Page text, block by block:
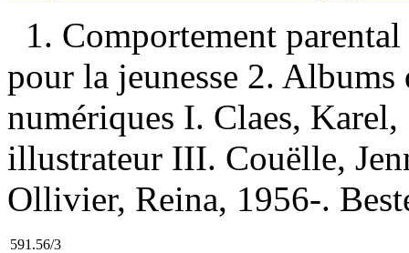
1. Comportement
pour la jeunesse 2.
numériques I. Claes,
illustrateur III. Couëlle,
Ollivier, Reina, 1956-.
591.56/3